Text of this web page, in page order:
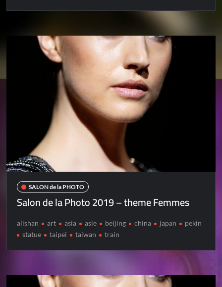
SALON de la PHOTO
Salon de la Photo 2019 – theme Femmes
alishan art asia asie beijing china japan
pekin
statue
taipei taiwan train